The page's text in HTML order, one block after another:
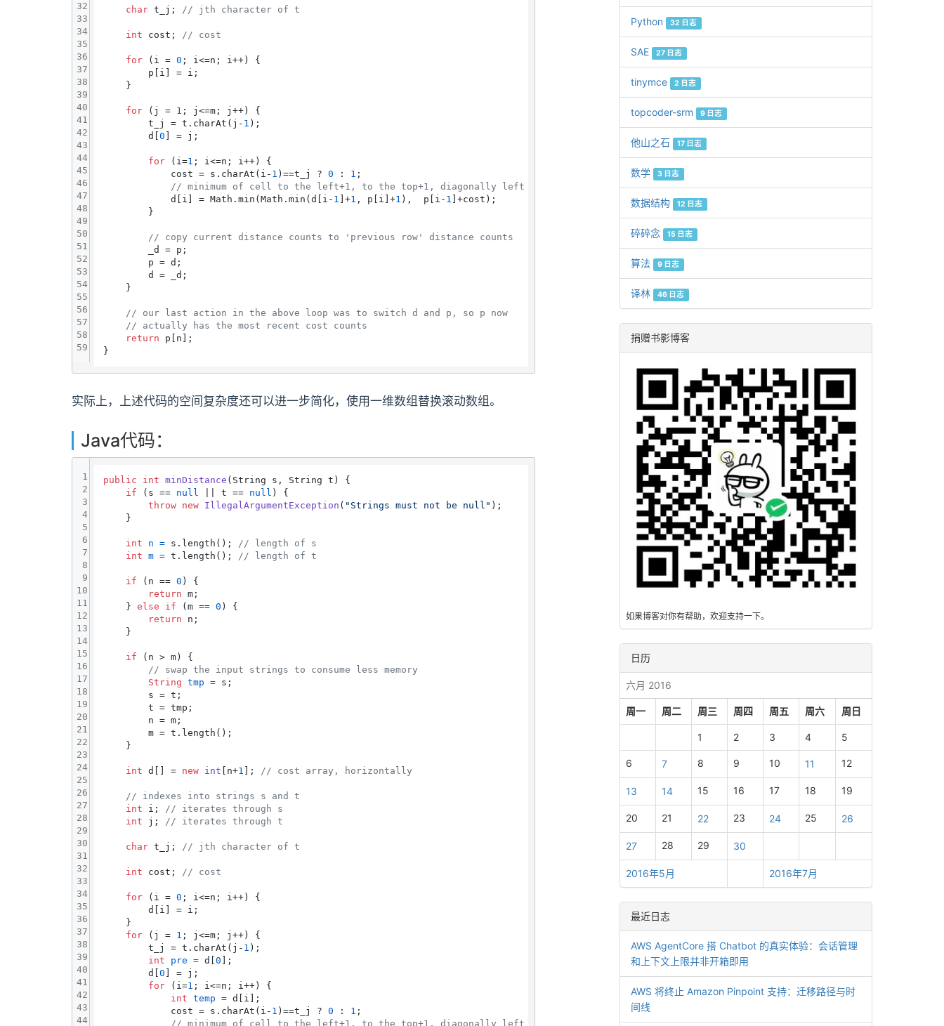
char t_j; // jth character of t
int cost; // cost
for (i = 0 ; i<=n; i++) {
        p[i] = i;
    }
for (j = 1 ; j<=m; j++) {
        t_j = t.charAt(j-
1 );
        d[
0 ] = j;
for (i=1 ; i<=n; i++) {
            cost = s.charAt(i-
1 )==t_j ? 0 : 1 ;
// minimum of cell to the left+1, to the top+1, diagonally left and up +cost
            d[i] = Math.min(Math.min(d[i-
1 ]+1 , p[i]+1 ),  p[i- 1 ]+cost);
        }
// copy current distance counts to 'previous row' distance counts
        _d = p;
        p = d;
        d = _d;
    }
// our last action in the above loop was to switch d and p, so p now
// actually has the most recent cost counts
return p[n];
32
33
34
35
36
37
38
39
40
41
42
43
44
45
46
47
48
49
50
51
52
53
54
55
56
57
58
59
实际上，上述代码的空间复杂度还可以进一步简化，使用一维数组替换滚动数组。
Java代码：
public int minDistance (String s, String t)
{
if (s == null || t == null ) {
throw
new IllegalArgumentException ( "Strings must not be null" );
    }
int n = s.length();
// length of s
int m = t.length(); // length of t
if (n == 0 ) {
return m;
    }
else if (m == 0 ) {
return n;
    }
if (n > m) {
// swap the input strings to consume less memory
String tmp = s;
        s = t;
        t = tmp;
        n = m;
        m = t.length();
    }
int d[] = new int [n+1 ]; // cost array, horizontally
// indexes into strings s and t
int i;
// iterates through s
int j; // iterates through t
char t_j; // jth character of t
int cost; // cost
for (i = 0 ; i<=n; i++) {
        d[i] = i;
    }
for (j = 1 ; j<=m; j++) {
        t_j = t.charAt(j-
1 );
int
pre = d[0 ];
        d[
0 ] = j;
for (i=1 ; i<=n; i++) {
int temp = d[i];
            cost = s.charAt(i-
1 )==t_j ? 0 : 1 ;
// minimum of cell to the left+1, to the top+1, diagonally left and up +cost
1
2
3
4
5
6
7
8
9
10
11
12
13
14
15
16
17
18
19
20
21
22
23
24
25
26
27
28
29
30
31
32
33
34
35
36
37
38
39
40
41
42
43
44
Python 32 日志
SAE 27 日志
tinymce 2 日志
topcoder-srm 9 日志
他山之石 17 日志
数学 3 日志
数据结构 12 日志
碎碎念 15 日志
算法 9 日志
译林 46 日志
捐赠书影博客
如果博客对你有帮助，欢迎支持一下。
日历
六月 2016
周一 周二 周三 周四 周五 周六 周日
2016年5月 2016年7月
1 2 3 4 5
6 7 8 9 10 11 12
13 14 15 16 17 18 19
20 21 22 23 24 25 26
27 28 29 30
最近日志
AWS AgentCore 搭 Chatbot 的真实体验：会话管理
和上下文上限并非开箱即用
AWS 将终止 Amazon Pinpoint 支持：迁移路径与时
间线